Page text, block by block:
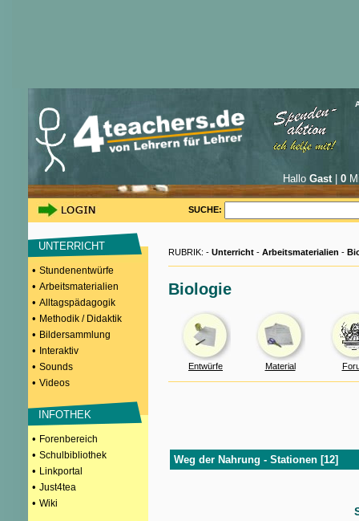
Hallo Gast| 0
SUCHE:
UNTERRICHT
• Stundenentwürfe
• Arbeitsmaterialien
• Alltagspädagogik
• Methodik / Didaktik
• Bildersammlung
• Interaktiv
• Sounds
• Videos
INFOTHEK
• Forenbereich
• Schulbibliothek
• Linkportal
• Just4tea
• Wiki
RUBRIK: - Unterricht - Arbeitsmaterialien -
Biologie
Entwürfe Material
Weg der Nahrung - Stationen [12]